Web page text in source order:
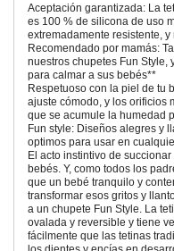
Aceptación garantizada: La
es 100 % de silicona de uso
extremadamente resistente,
Recomendado por mamás:
nuestros chupetes Fun Style,
para calmar a sus bebés**
Respetuoso con la piel de tu
ajuste cómodo, y los orificios
que se acumule la humedad
Fun style: Diseños alegres y
optimos para usar en
El acto instintivo de
bebés. Y, como todos los
que un bebé tranquilo y
transformar esos gritos y
a un chupete Fun Style. La
ovalada y reversible y tiene
fácilmente que las tetinas